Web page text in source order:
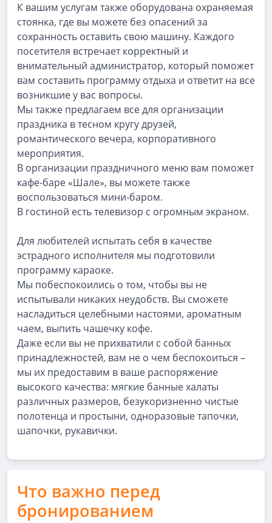
К вашим услугам также оборудована охраняемая
стоянка, где вы можете без опасений за
сохранность оставить свою машину. Каждого
посетителя встречает корректный и
внимательный администратор, который поможет
вам составить программу отдыха и ответит на все
возникшие у вас вопросы.
Мы также предлагаем все для организации
праздника в тесном кругу друзей,
романтического вечера, корпоративного
мероприятия.
В организации праздничного меню вам поможет
кафе-баре «Шале», вы можете также
воспользоваться мини-баром.
В гостиной есть телевизор с огромным экраном.
Для любителей испытать себя в качестве
эстрадного исполнителя мы подготовили
программу караоке.
Мы побеспокоились о том, чтобы вы не
испытывали никаких неудобств. Вы сможете
насладиться целебными настоями, ароматным
чаем, выпить чашечку кофе.
Даже если вы не прихватили с собой банных
принадлежностей, вам не о чем беспокоиться –
мы их предоставим в ваше распоряжение
высокого качества: мягкие банные халаты
различных размеров, безукоризненно чистые
полотенца и простыни, одноразовые тапочки,
шапочки, рукавички.
Что важно перед
бронированием